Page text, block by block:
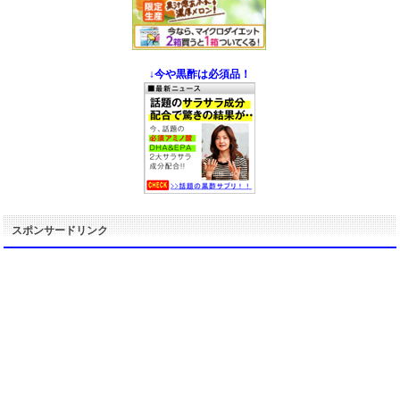
↓今や黒酢は必須品！
スポンサードリンク